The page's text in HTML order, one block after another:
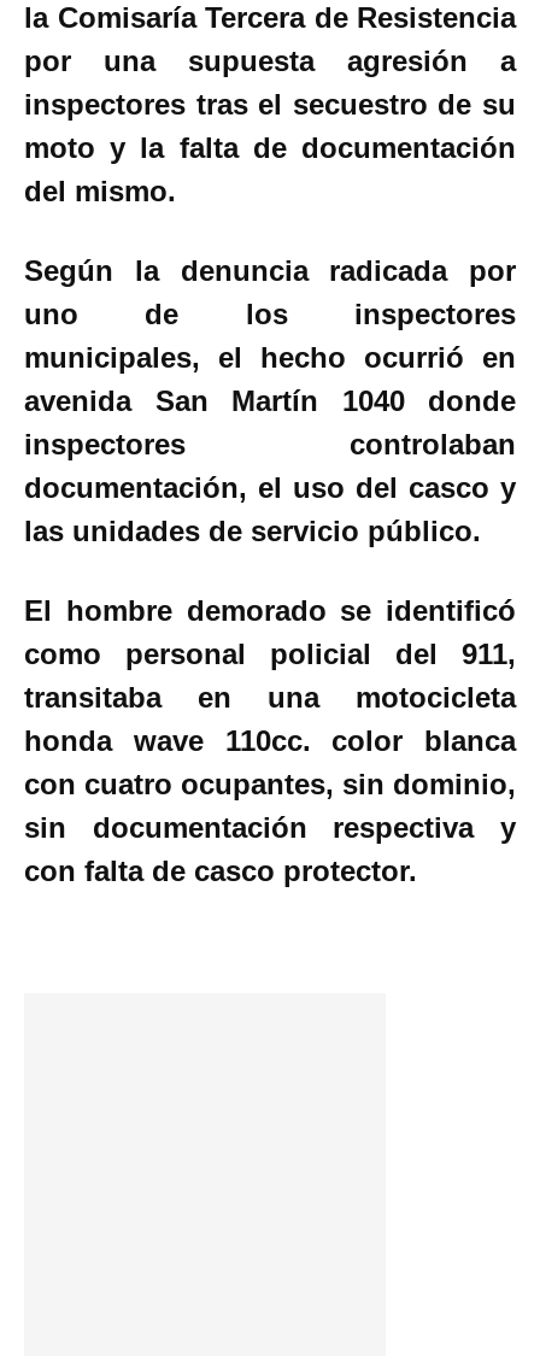
la Comisaría Tercera de Resistencia
por una supuesta agresión a
inspectores tras el secuestro de su
moto y la falta de documentación
del mismo.
Según la denuncia radicada por
uno de los inspectores
municipales, el hecho ocurrió en
avenida San Martín 1040 donde
inspectores controlaban
documentación, el uso del casco y
las unidades de servicio público.
El hombre demorado se identificó
como personal policial del 911,
transitaba en una motocicleta
honda wave 110cc. color blanca
con cuatro ocupantes, sin dominio,
sin documentación respectiva y
con falta de casco protector.